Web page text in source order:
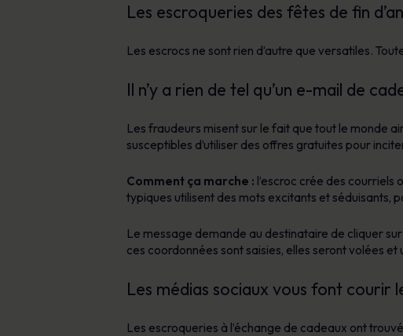
Les escroqueries des fêtes de fin
Les escrocs ne sont rien d’autre que versatiles.
Il n’y a rien de tel qu’un e-mail de
Les fraudeurs misent sur le fait que tout le monde
susceptibles d’utiliser des offres gratuites pour
Comment ça marche : l’escroc crée des
typiques utilisent des mots excitants et séduisants,
Le message demande au destinataire de cliquer
ces coordonnées sont saisies, elles seront volées
Les médias sociaux vous font courir
Les escroqueries à l’échange de cadeaux ont